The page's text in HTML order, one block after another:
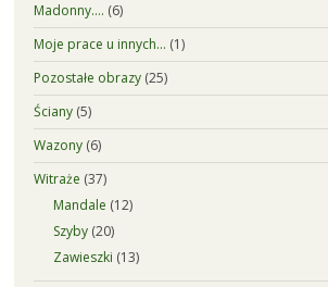
Madonny…. (6)
Moje prace u innych… (1)
Pozostałe obrazy(25)
Ściany(5)
Wazony(6)
Witraże (37)
Mandale (12)
Szyby(20)
Zawieszki (13)